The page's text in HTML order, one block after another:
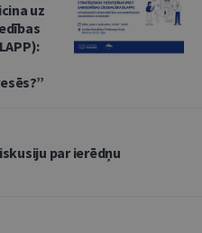
uz
par ierēdņu